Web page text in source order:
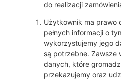
do realizacji
Użytkownik ma prawo
pełnych informacji o
wykorzystujemy jego
są potrzebne. Zawsze
danych, które
przekazujemy oraz